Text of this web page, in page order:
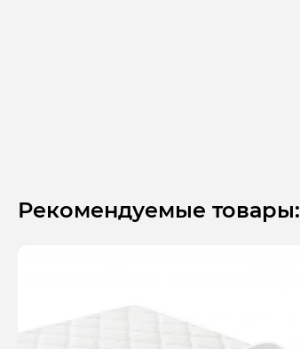
Рекомендуемые товары: